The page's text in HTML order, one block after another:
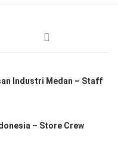
Industri Medan – Staff
– Store Crew